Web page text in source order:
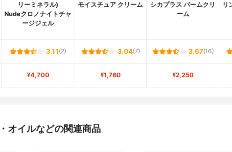
リーミネラル)
Nudeクロノナイトチャ
ージジェル
モイスチュア クリーム
シカプラス バームクリ
ーム
リ
3.11 (2) 3.04(7) 3.67(16)
¥4,700 ¥1,760 ¥2,250
オイルなどの関連商品